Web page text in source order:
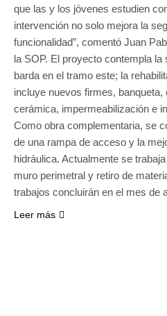
que las y los jóvenes estudien
intervención no solo mejora la
funcionalidad”, comentó Juan
la SOP. El proyecto contempla la
barda en el tramo este; la
incluye nuevos firmes, banqueta,
cerámica, impermeabilización e
Como obra complementaria, se
de una rampa de acceso y la
hidráulica. Actualmente se
muro perimetral y retiro de
trabajos concluirán en el mes de
Leer más